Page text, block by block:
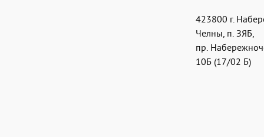
423800 г.
Челны, п. ЗЯБ,
пр.
10Б (17/02 Б)